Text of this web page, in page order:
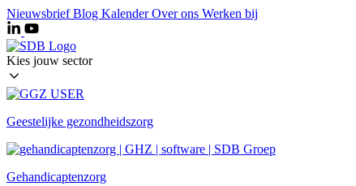
Ga
naar
de
inhoud
NieuwsbriefBlog KalenderOver ons Werken bij
Kies jouw sector
Geestelijke gezondheidszorg
Gehandicaptenzorg